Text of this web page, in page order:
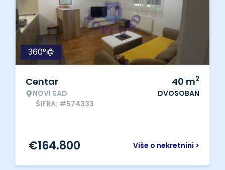
360°
Centar
NOVI SAD
ŠIFRA: #574333
40 m2
DVOSOBAN
Više o nekretnini >
€164.800